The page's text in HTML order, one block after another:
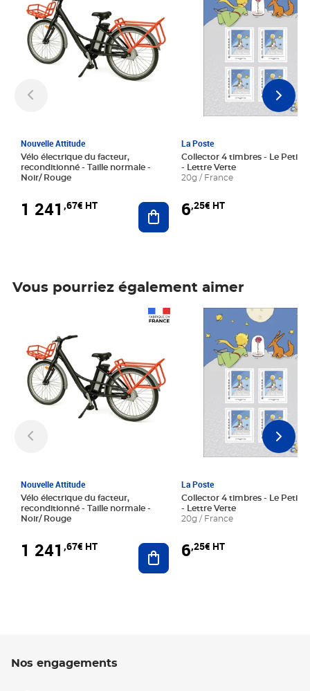
Nouvelle Attitude
Vélo électrique du facteur,
reconditionné - Taille normale -
Noir/ Rouge
1 241 ,67€ HT Ajouter au panier
La Poste
Collector 4 timbres - Le Petit
- Lettre Verte
20g / France
6,25€ HT
Vous pourriez également aimer
Nouvelle Attitude
Vélo électrique du facteur,
reconditionné - Taille normale -
Noir/ Rouge
1 241 ,67€ HT Ajouter au panier
La Poste
Collector 4 timbres - Le Petit
- Lettre Verte
20g / France
6,25€ HT
Prix 6,25€ HT
Nos engagements